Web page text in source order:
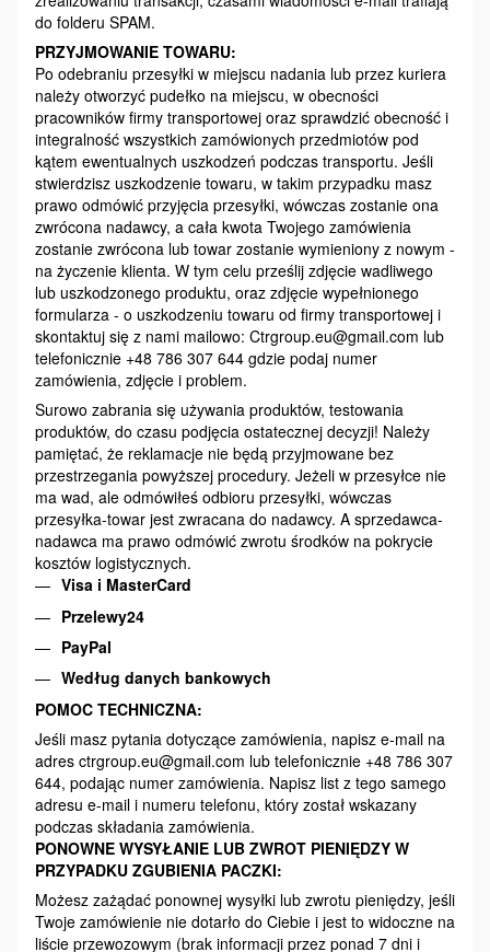
do folderu SPAM.
PRZYJMOWANIE TOWARU:
Po odebraniu przesyłki w miejscu nadania lub przez kuriera
należy otworzyć pudełko na miejscu, w obecności
pracowników firmy transportowej oraz sprawdzić obecność i
integralność wszystkich zamówionych przedmiotów pod
kątem ewentualnych uszkodzeń podczas transportu. Jeśli
stwierdzisz uszkodzenie towaru, w takim przypadku masz
prawo odmówić przyjęcia przesyłki, wówczas zostanie ona
zwrócona nadawcy, a cała kwota Twojego zamówienia
zostanie zwrócona lub towar zostanie wymieniony z nowym -
na życzenie klienta. W tym celu prześlij zdjęcie wadliwego
lub uszkodzonego produktu, oraz zdjęcie wypełnionego
formularza - o uszkodzeniu towaru od firmy transportowej i
skontaktuj się z nami mailowo: Ctrgroup.eu@gmail.com lub
telefonicznie +48 786 307 644 gdzie podaj numer
zamówienia, zdjęcie i problem.
Surowo zabrania się używania produktów, testowania
produktów, do czasu podjęcia ostatecznej decyzji! Należy
pamiętać, że reklamacje nie będą przyjmowane bez
przestrzegania powyższej procedury. Jeżeli w przesyłce nie
ma wad, ale odmówiłeś odbioru przesyłki, wówczas
przesyłka-towar jest zwracana do nadawcy. A sprzedawca-
nadawca ma prawo odmówić zwrotu środków na pokrycie
kosztów logistycznych.
Visa i MasterCard
Przelewy24
PayPal
Według danych bankowych
POMOC TECHNICZNA:
Jeśli masz pytania dotyczące zamówienia, napisz e-mail na
adres ctrgroup.eu@gmail.com lub telefonicznie +48 786 307
644, podając numer zamówienia. Napisz list z tego samego
adresu e-mail i numeru telefonu, który został wskazany
podczas składania zamówienia.
PONOWNE WYSYŁANIE LUB ZWROT PIENIĘDZY W
PRZYPADKU ZGUBIENIA PACZKI:
Możesz zażądać ponownej wysyłki lub zwrotu pieniędzy, jeśli
Twoje zamówienie nie dotarło do Ciebie i jest to widoczne na
liście przewozowym (brak informacji przez ponad 7 dni i